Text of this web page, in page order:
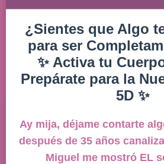
¿Sientes que Algo
para ser
✨ Activa tu
Prepárate para la
5D ✨
Ay mija, déjame contarte
después de 35 años
Miguel me mostró EL